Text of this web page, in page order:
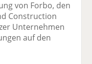
von Forbo, den
Construction
Unternehmen
auf den